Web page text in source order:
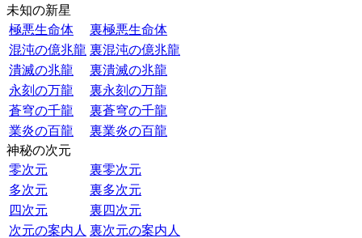
未知の新星
極悪生命体
裏極悪生命体
混沌の億兆龍 裏混沌の億兆龍
潰滅の兆龍
裏潰滅の兆龍
永刻の万龍
裏永刻の万龍
蒼穹の千龍
裏蒼穹の千龍
業炎の百龍
裏業炎の百龍
神秘の次元
零次元
裏零次元
多次元
裏多次元
四次元
裏四次元
次元の案内人 裏次元の案内人